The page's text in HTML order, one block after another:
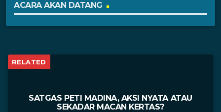
ACARA AKAN DATANG
RELATED
SATGAS PETI MADINA, AKSI NYATA ATAU
SEKADAR MACAN KERTAS?